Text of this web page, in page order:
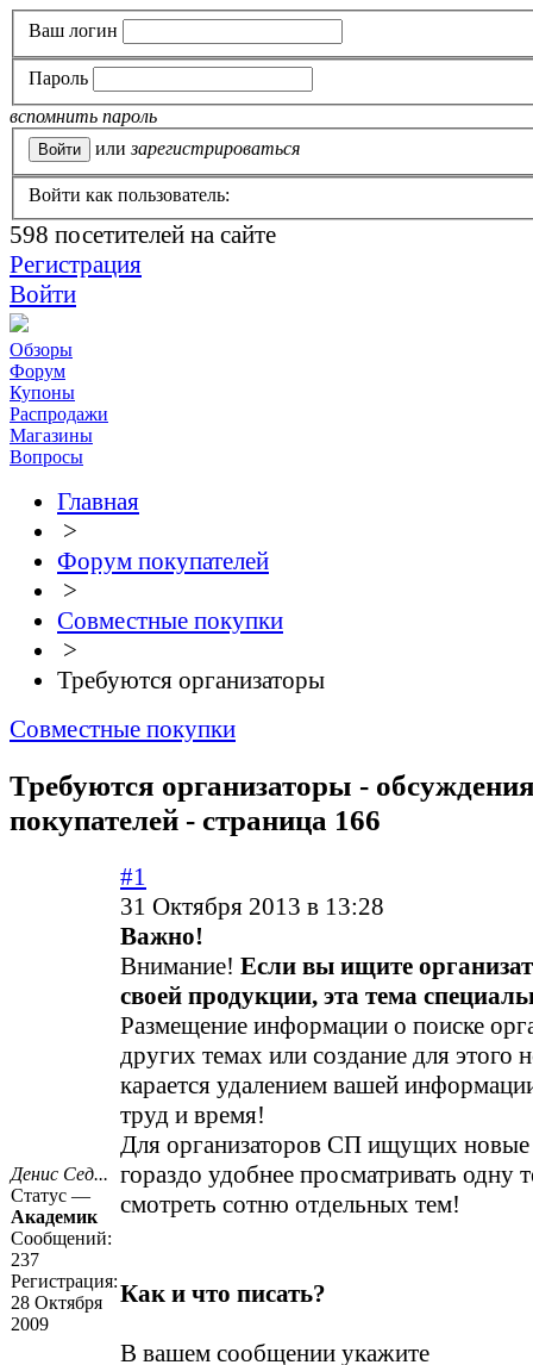
Ваш логин
Пароль
вспомнить пароль
или зарегистрироваться
Войти как пользователь:
598 посетителей на сайте
Регистрация
Войти
Обзоры
Форум
Купоны
Распродажи
Магазины
Вопросы
Главная
>
Форум покупателей
>
Совместные покупки
>
Требуются организаторы
Совместные покупки
Требуются организаторы -
покупателей - страница 166
Денис Сед...
Статус —
Академик
Сообщений:
237
Регистрация:
28 Октября
2009
#1
31 Октября 2013 в 13:28
Важно!
Внимание! Если вы ищите
своей продукции, эта тема
Размещение информации о поиске
других темах или создание для этого
карается удалением вашей
труд и время!
Для организаторов СП ищущих
гораздо удобнее просматривать одну
смотреть сотню отдельных тем!
Как и что писать?
В вашем сообщении укажите